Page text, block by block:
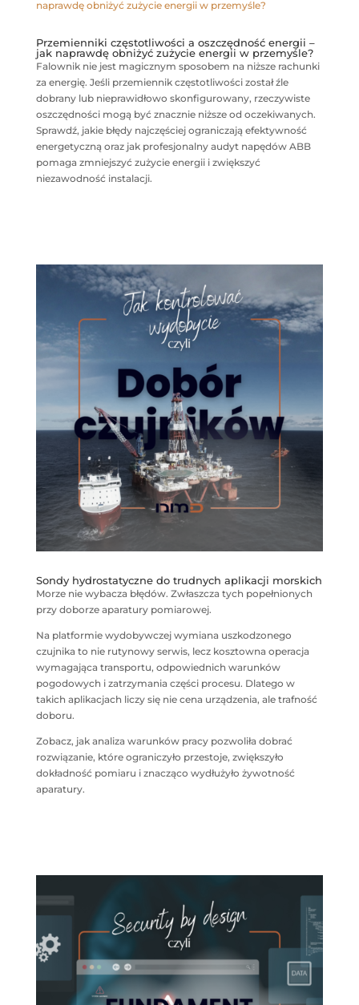
Przemienniki częstotliwości a oszczędność energii –
jak naprawdę obniżyć zużycie energii w przemyśle?
Falownik nie jest magicznym sposobem na niższe rachunki
za energię. Jeśli przemiennik częstotliwości został źle
dobrany lub nieprawidłowo skonfigurowany, rzeczywiste
oszczędności mogą być znacznie niższe od oczekiwanych.
Sprawdź, jakie błędy najczęściej ograniczają efektywność
energetyczną oraz jak profesjonalny audyt napędów ABB
pomaga zmniejszyć zużycie energii i zwiększyć
niezawodność instalacji.
Sondy hydrostatyczne do trudnych aplikacji morskich
Morze nie wybacza błędów. Zwłaszcza tych popełnionych
przy doborze aparatury pomiarowej.
Na platformie wydobywczej wymiana uszkodzonego
czujnika to nie rutynowy serwis, lecz kosztowna operacja
wymagająca transportu, odpowiednich warunków
pogodowych i zatrzymania części procesu. Dlatego w
takich aplikacjach liczy się nie cena urządzenia, ale trafność
doboru.
Zobacz, jak analiza warunków pracy pozwoliła dobrać
rozwiązanie, które ograniczyło przestoje, zwiększyło
dokładność pomiaru i znacząco wydłużyło żywotność
aparatury.